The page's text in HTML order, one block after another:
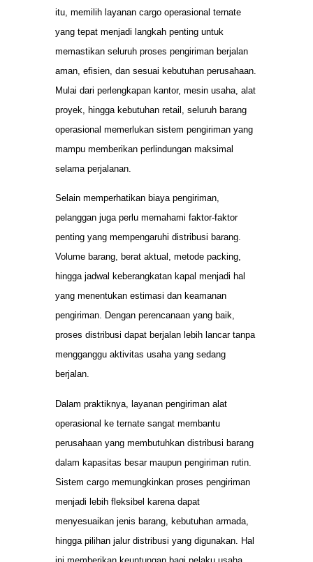
itu, memilih layanan cargo operasional ternate
yang tepat menjadi langkah penting untuk
memastikan seluruh proses pengiriman berjalan
aman, efisien, dan sesuai kebutuhan perusahaan.
Mulai dari perlengkapan kantor, mesin usaha, alat
proyek, hingga kebutuhan retail, seluruh barang
operasional memerlukan sistem pengiriman yang
mampu memberikan perlindungan maksimal
selama perjalanan.
Selain memperhatikan biaya pengiriman,
pelanggan juga perlu memahami faktor-faktor
penting yang mempengaruhi distribusi barang.
Volume barang, berat aktual, metode packing,
hingga jadwal keberangkatan kapal menjadi hal
yang menentukan estimasi dan keamanan
pengiriman. Dengan perencanaan yang baik,
proses distribusi dapat berjalan lebih lancar tanpa
mengganggu aktivitas usaha yang sedang
berjalan.
Dalam praktiknya, layanan pengiriman alat
operasional ke ternate sangat membantu
perusahaan yang membutuhkan distribusi barang
dalam kapasitas besar maupun pengiriman rutin.
Sistem cargo memungkinkan proses pengiriman
menjadi lebih fleksibel karena dapat
menyesuaikan jenis barang, kebutuhan armada,
hingga pilihan jalur distribusi yang digunakan. Hal